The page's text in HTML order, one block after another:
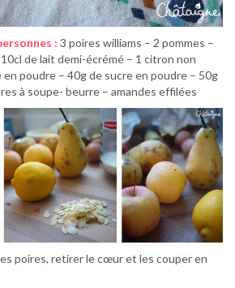
: 3 poires williams – 2 pommes –
de lait demi-écrémé – 1 citron non
poudre – 40g de sucre en poudre – 50g
à soupe- beurre – amandes effilées
poires, retirer le cœur et les couper en